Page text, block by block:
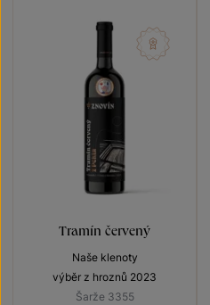
Tramín červený
Naše klenoty
výběr z hroznů 2023
Šarže 3355